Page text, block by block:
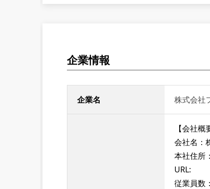
企業情報
企業名 株式会社
【会社概
会社名：
本社住所
URL:
従業員数：